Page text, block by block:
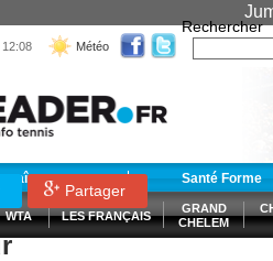
12:08 Météo
Rechercher
Santé Forme
WTA LES FRANÇAIS
GRAND
CHELEM
Partager